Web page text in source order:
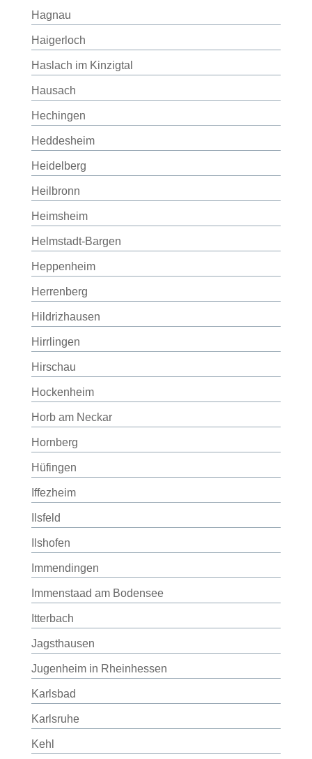
Hagnau
Haigerloch
Haslach im Kinzigtal
Hausach
Hechingen
Heddesheim
Heidelberg
Heilbronn
Heimsheim
Helmstadt-Bargen
Heppenheim
Herrenberg
Hildrizhausen
Hirrlingen
Hirschau
Hockenheim
Horb am Neckar
Hornberg
Hüfingen
Iffezheim
Ilsfeld
Ilshofen
Immendingen
Immenstaad am Bodensee
Itterbach
Jagsthausen
Jugenheim in Rheinhessen
Karlsbad
Karlsruhe
Kehl